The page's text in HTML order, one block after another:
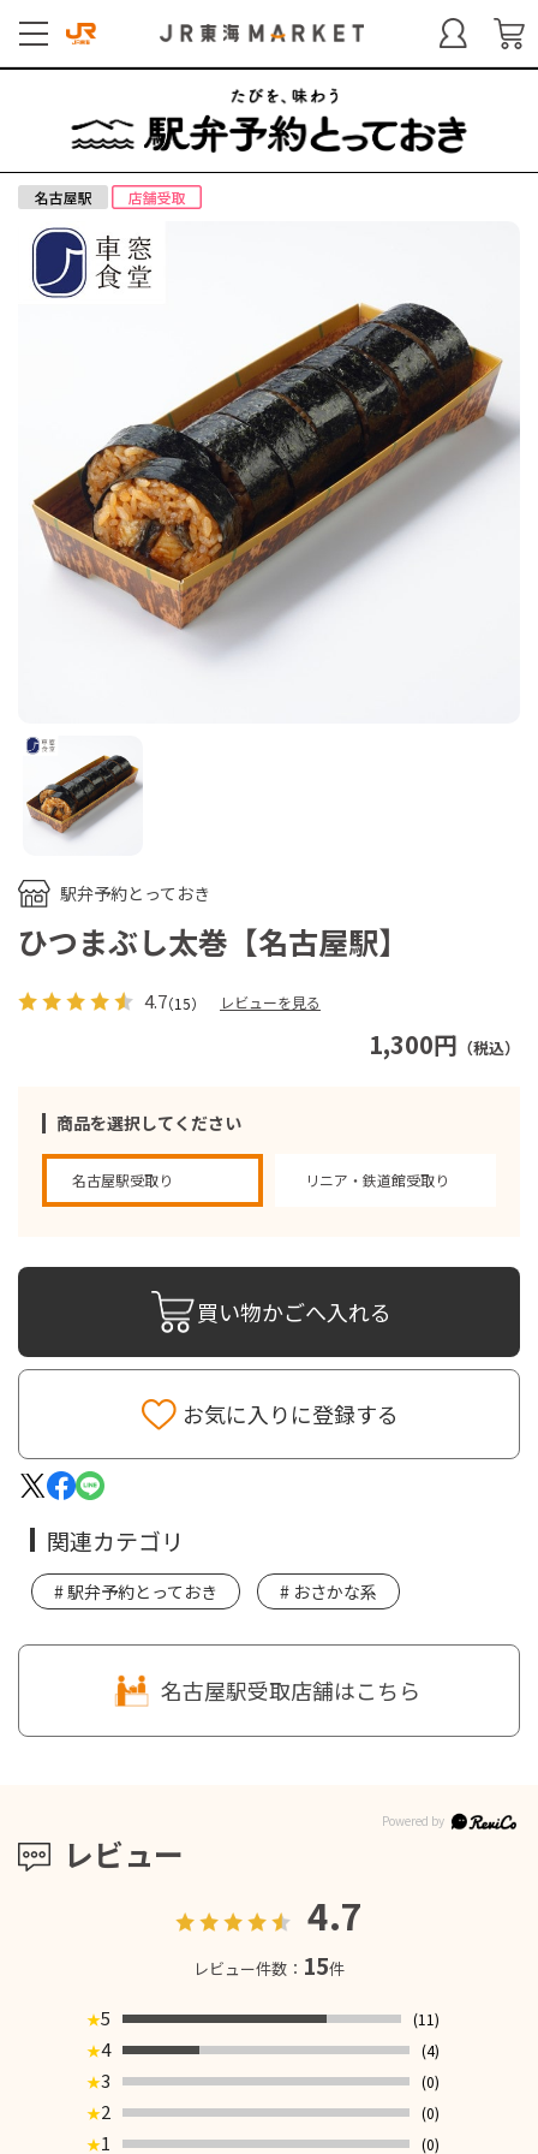
駅弁予約とっておき
ひつまぶし太巻【名古屋駅】
4.7（15） レビューを見る
1,300円 （税込）
商品を選択してください
名古屋駅受取り リニア・鉄道館受取り
買い物かごへ入れる
お気に入りに登録する
名古屋駅受取店舗はこちら
レビュー
4.7
レビュー件数： 15件
★5
(11)
★4
(4)
★3
(0)
★2
(0)
★1 (0)
関連カテゴリ
駅弁予約とっておき おさかな系